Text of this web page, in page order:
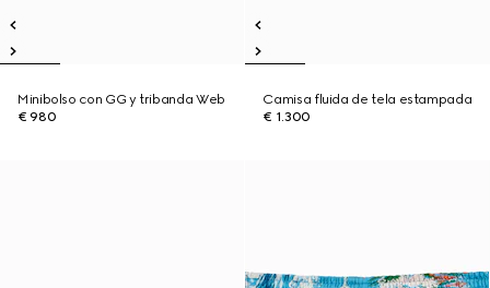
Minibolso con GG y tribanda Web
€ 980
Camisa fluida de tela estampada
€ 1.300